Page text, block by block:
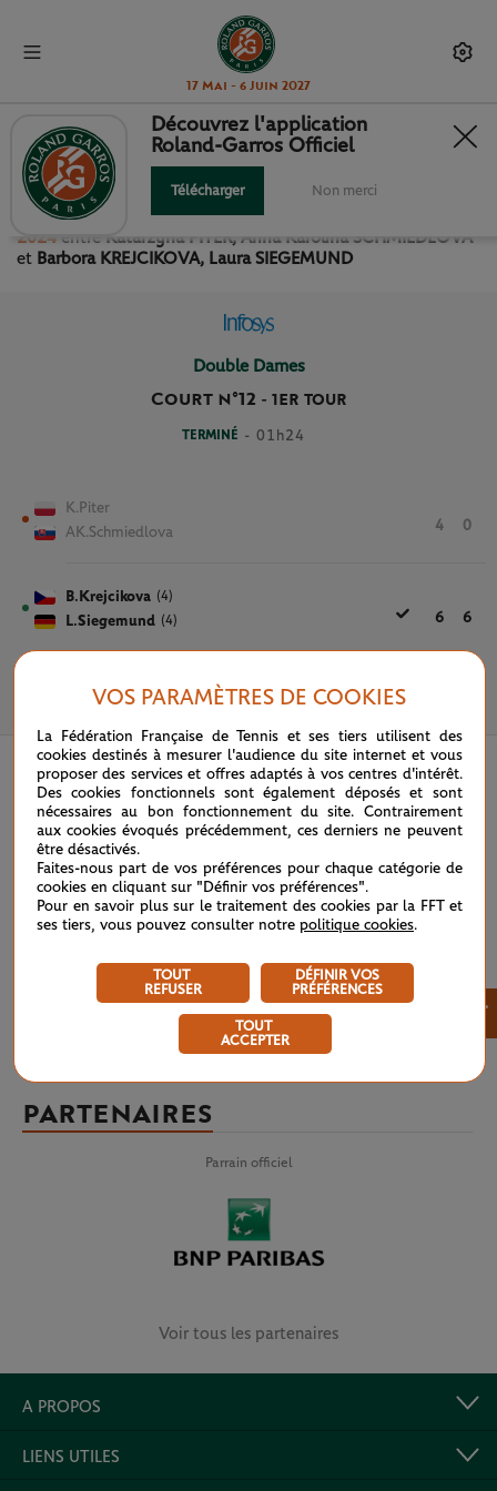
17 Mai - 6 Juin 2027
1ER TOUR DOUBLE DAMES
Revivez le match du 1er Tour Double Dames Roland Garros
2024 entre Katarzyna PITER, Anna Karolina SCHMIEDLOVA
et Barbora KREJCIKOVA, Laura SIEGEMUND
Double Dames
Court n°12 - 1ER TOUR
TERMINÉ - 01h24
K.Piter
AK.Schmiedlova
4 0
B.Krejcikova (4)
L.Siegemund (4) 6 6
31 MAI 2024
Découvrez l'application
Roland-Garros Officiel
Télécharger Non merci
PARTENAIRES
Parrain officiel
Voir tous les partenaires
A PROPOS
LIENS UTILES
VOS PARAMÈTRES DE COOKIES
La Fédération Française de Tennis et ses tiers utilisent des
cookies destinés à mesurer l'audience du site internet et vous
proposer des services et offres adaptés à vos centres d'intérêt.
Des cookies fonctionnels sont également déposés et sont
nécessaires au bon fonctionnement du site. Contrairement
aux cookies évoqués précédemment, ces derniers ne peuvent
être désactivés.
Faites-nous part de vos préférences pour chaque catégorie de
cookies en cliquant sur "Définir vos préférences".
Pour en savoir plus sur le traitement des cookies par la FFT et
ses tiers, vous pouvez consulter notre politique cookies.
TOUT
REFUSER
DÉFINIR VOS
PRÉFÉRENCES
TOUT
ACCEPTER